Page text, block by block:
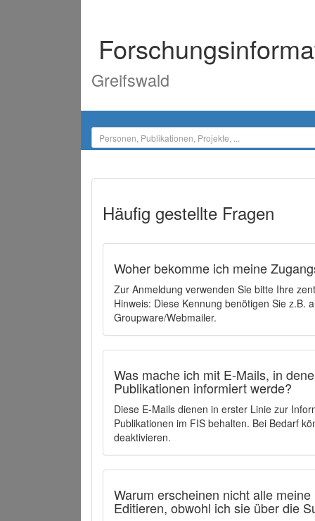
Greifswald
Häufig gestellte Fragen
Woher bekomme ich meine
Zur Anmeldung verwenden Sie bitte Ihre
Hinweis: Diese Kennung benötigen Sie z.B.
Groupware/Webmailer.
Was mache ich mit E-Mails, in
Publikationen informiert werde?
Diese E-Mails dienen in erster Linie zur
Publikationen im FIS behalten. Bei Bedarf
deaktivieren.
Warum erscheinen nicht alle
Editieren, obwohl ich sie über die